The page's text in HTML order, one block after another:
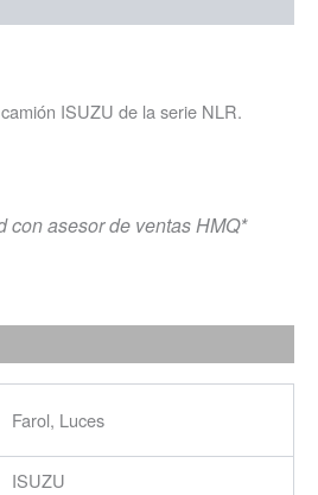
ISUZU de la serie NLR.
con asesor de ventas HMQ*
Farol, Luces
ISUZU